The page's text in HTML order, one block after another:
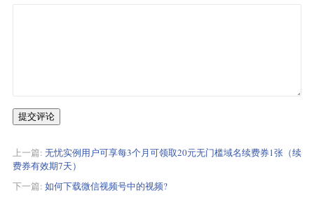
提交评论
上一篇: 无忧实例用户可享每3个月可领取20元无门槛域名续费券1张（续
费券有效期7天）
下一篇: 如何下载微信视频号中的视频?